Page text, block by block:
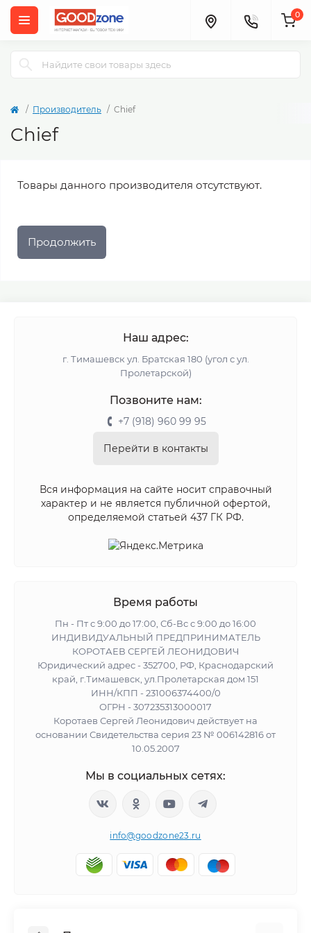
0
Производитель Chief
Chief
Товары данного производителя отсутствуют.
Продолжить
Наш адрес:
г. Тимашевск ул. Братская 180 (угол с ул.
Пролетарской)
Позвоните нам:
+7 (918) 960 99 95
Перейти в контакты
Вся информация на сайте носит справочный
характер и не является публичной офертой,
определяемой статьей 437 ГК РФ.
Время работы
Пн - Пт с 9:00 до 17:00, Сб-Вс с 9:00 до 16:00
ИНДИВИДУАЛЬНЫЙ ПРЕДПРИНИМАТЕЛЬ
КОРОТАЕВ СЕРГЕЙ ЛЕОНИДОВИЧ
Юридический адрес - 352700, РФ, Краснодарский
край, г.Тимашевск, ул.Пролетарская дом 151
ИНН/КПП - 231006374400/0
ОГРН - 307235313000017
Коротаев Сергей Леонидович действует на
основании Свидетельства серия 23 № 006142816 от
10.05.2007
Мы в социальных сетях:
info@goodzone23.ru